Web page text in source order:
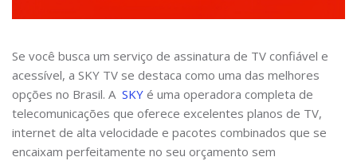
Se você busca um serviço de assinatura de TV confiável e
acessível, a SKY TV se destaca como uma das melhores
opções no Brasil. A SKY é uma operadora completa de
telecomunicações que oferece excelentes planos de TV,
internet de alta velocidade e pacotes combinados que se
encaixam perfeitamente no seu orçamento sem